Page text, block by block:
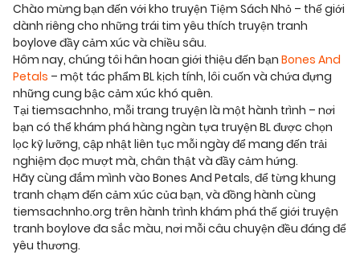
Chào mừng bạn đến với kho truyện Tiệm Sách Nhỏ – thế giới
dành riêng cho những trái tim yêu thích truyện tranh
boylove đầy cảm xúc và chiều sâu.
Hôm nay, chúng tôi hân hoan giới thiệu đến bạn Bones And
Petals – một tác phẩm BL kịch tính, lôi cuốn và chứa đựng
những cung bậc cảm xúc khó quên.
Tại tiemsachnho, mỗi trang truyện là một hành trình – nơi
bạn có thể khám phá hàng ngàn tựa truyện BL được chọn
lọc kỹ lưỡng, cập nhật liên tục mỗi ngày để mang đến trải
nghiệm đọc mượt mà, chân thật và đầy cảm hứng.
Hãy cùng đắm mình vào Bones And Petals, để từng khung
tranh chạm đến cảm xúc của bạn, và đồng hành cùng
tiemsachnho.org trên hành trình khám phá thế giới truyện
tranh boylove đa sắc màu, nơi mỗi câu chuyện đều đáng để
yêu thương.